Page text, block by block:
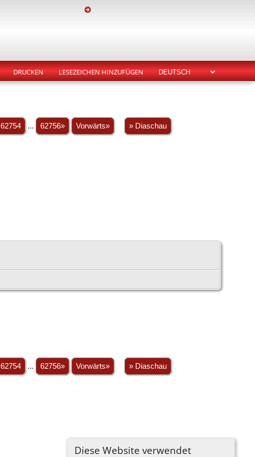
DRUCKEN LESEZEICHEN HINZUFÜGEN
Diese Website verwendet
62754 ... 62756» Vorwärts» » Diaschau
62754 ... 62756» Vorwärts» » Diaschau